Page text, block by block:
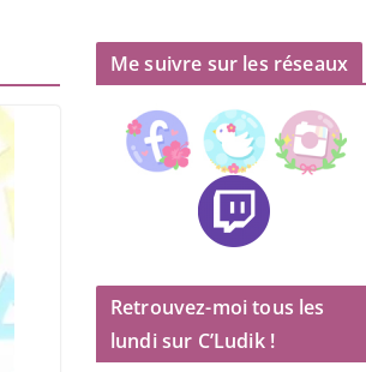
Me suivre sur les réseaux
Retrouvez-moi tous les
lundi sur C’Ludik !